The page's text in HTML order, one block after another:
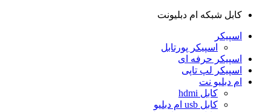
کابل شبکه ام دبلیونت
اسپیکر
اسپیکر پورتابل
اسپیکر حرفه ای
اسپیکر لپ تاپی
ام دبلیو نت
کابل hdmi
کابل usb ام دبلیو